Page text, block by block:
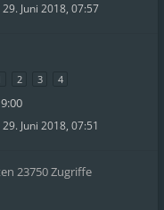
29. Juni 2018, 07:57
2 3 4
29. Juni 2018, 07:51
23750 Zugriffe